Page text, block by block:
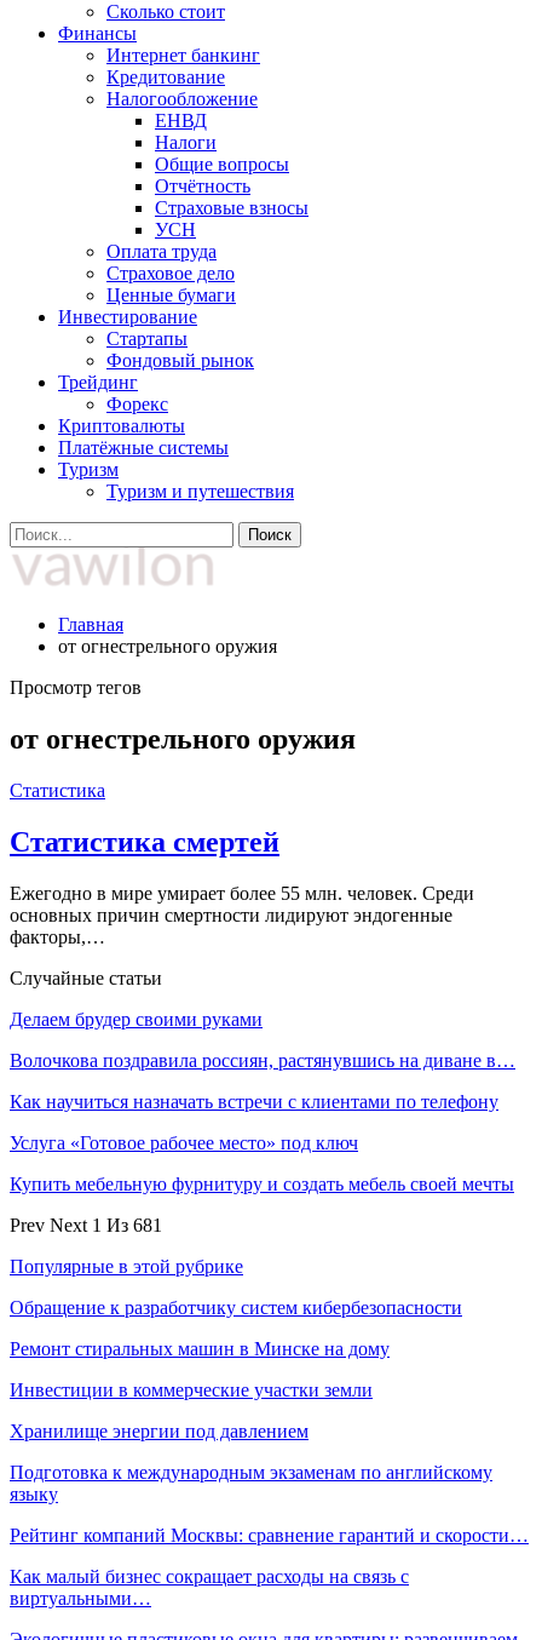
Сколько стоит
Финансы
Интернет банкинг
Кредитование
Налогообложение
ЕНВД
Налоги
Общие вопросы
Отчётность
Страховые взносы
УСН
Оплата труда
Страховое дело
Ценные бумаги
Инвестирование
Стартапы
Фондовый рынок
Трейдинг
Форекс
Криптовалюты
Платёжные системы
Туризм
Туризм и путешествия
Главная
от огнестрельного оружия
Просмотр тегов
от огнестрельного оружия
Статистика
Статистика смертей
Ежегодно в мире умирает более 55 млн. человек. Среди
основных причин смертности лидируют эндогенные
факторы,…
Случайные статьи
Делаем брудер своими руками
Волочкова поздравила россиян, растянувшись на диване в…
Как научиться назначать встречи с клиентами по телефону
Услуга «Готовое рабочее место» под ключ
Купить мебельную фурнитуру и создать мебель своей мечты
Prev Next 1 Из 681
Популярные в этой рубрике
Обращение к разработчику систем кибербезопасности
Ремонт стиральных машин в Минске на дому
Инвестиции в коммерческие участки земли
Хранилище энергии под давлением
Подготовка к международным экзаменам по английскому
языку
Рейтинг компаний Москвы: сравнение гарантий и скорости…
Как малый бизнес сокращает расходы на связь с
виртуальными…